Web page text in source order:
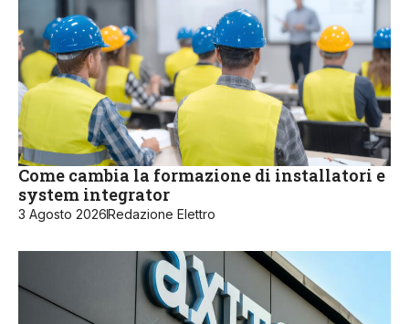
Come cambia la formazione di installatori e
system integrator
3 Agosto 2026Redazione Elettro